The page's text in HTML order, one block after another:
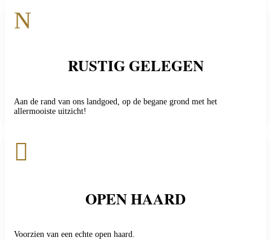
N
RUSTIG GELEGEN
Aan de rand van ons landgoed, op de begane grond met het
allermooiste uitzicht!

OPEN HAARD
Voorzien van een echte open haard.